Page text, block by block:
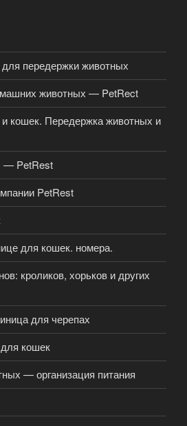
передержки животных
животных — PetRect
и кошек. Передержка животных и
— PetRest
PetRest
для кошек. номера.
кроликов, хорьков и других
для черепах
кошек
— организация питания